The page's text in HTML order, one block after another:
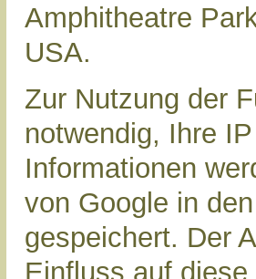
Amphitheatre
USA.
Zur Nutzung der
notwendig, Ihre
Informationen
von Google in
gespeichert. Der
Einfluss auf